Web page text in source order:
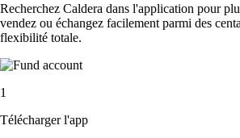
Recherchez Caldera dans l'application pour
vendez ou échangez facilement parmi des
flexibilité totale.
1
Télécharger l'app